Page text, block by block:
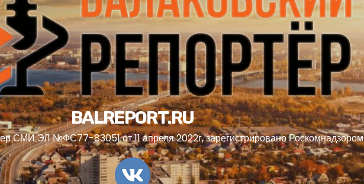
BALREPORT.RU
СМИ ЭЛ №ФС77-83051 от 11 апреля 2022г, зарегистрировано Роскомнадзором